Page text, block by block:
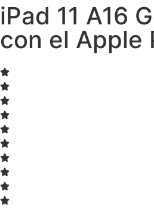
iPad 11 A16
con el Apple